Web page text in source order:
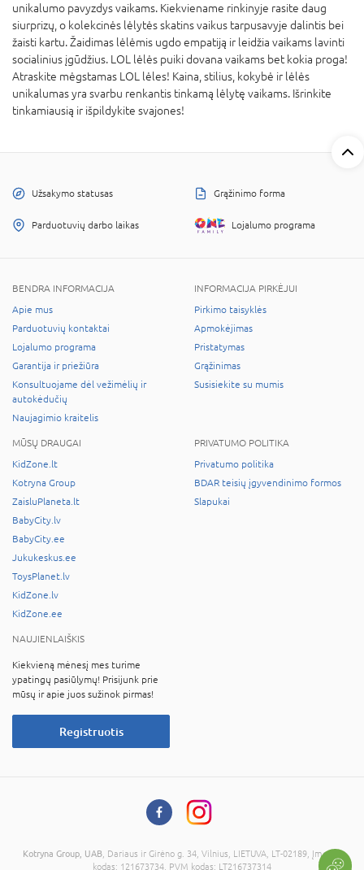
unikalumo pavyzdys vaikams. Kiekviename rinkinyje rasite daug
siurprizų, o kolekcinės lėlytės skatins vaikus tarpusavyje dalintis bei
žaisti kartu. Žaidimas lėlėmis ugdo empatiją ir leidžia vaikams lavinti
socialinius įgūdžius. LOL lėlės puiki dovana vaikams bet kokia proga!
Atraskite mėgstamas LOL lėles! Kaina, stilius, kokybė ir lėlės
unikalumas yra svarbu renkantis tinkamą lėlytę vaikams. Išrinkite
tinkamiausią ir išpildykite svajones!
Užsakymo statusas Grąžinimo forma
Parduotuvių darbo laikas Lojalumo programa
BENDRA INFORMACIJA
Apie mus
Parduotuvių kontaktai
Lojalumo programa
Garantija ir priežiūra
Konsultuojame dėl vežimėlių ir
autokėdučių
Naujagimio kraitelis
INFORMACIJA PIRKĖJUI
Pirkimo taisyklės
Apmokėjimas
Pristatymas
Grąžinimas
Susisiekite su mumis
MŪSŲ DRAUGAI
KidZone.lt
Kotryna Group
ZaisluPlaneta.lt
BabyCity.lv
BabyCity.ee
Jukukeskus.ee
ToysPlanet.lv
KidZone.lv
KidZone.ee
PRIVATUMO POLITIKA
Privatumo politika
BDAR teisių įgyvendinimo formos
Slapukai
NAUJIENLAIŠKIS
Kiekvieną mėnesį mes turime
ypatingų pasiūlymų! Prisijunk prie
mūsų ir apie juos sužinok pirmas!
Registruotis
Kotryna Group, UAB , Dariaus ir Girėno g. 34, Vilnius, LIETUVA, LT-02189, Įmonės
kodas: 121673734, PVM kodas: LT216737314